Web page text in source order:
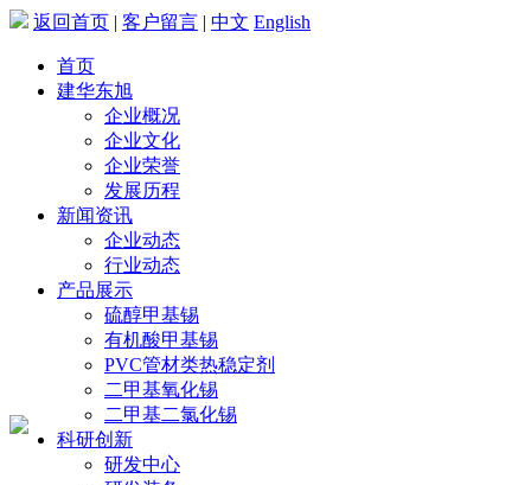
返回首页 | 客户留言 | 中文 English
首页
建华东旭
企业概况
企业文化
企业荣誉
发展历程
新闻资讯
企业动态
行业动态
产品展示
硫醇甲基锡
有机酸甲基锡
PVC管材类热稳定剂
二甲基氧化锡
二甲基二氯化锡
科研创新
研发中心